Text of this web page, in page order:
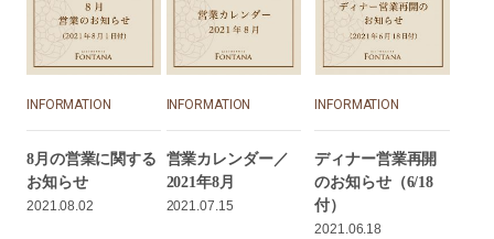
INFORMATION
8月の営業に関する
お知らせ
2021.08.02
INFORMATION
営業カレンダー／
2021年8月
2021.07.15
INFORMATION
ディナー営業再開
のお知らせ（6/18
付）
2021.06.18